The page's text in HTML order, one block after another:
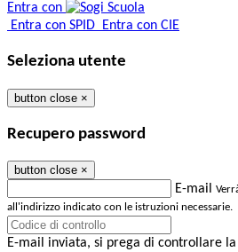
Entra con
Entra con SPID Entra con CIE
Seleziona utente
button close ×
Recupero password
button close ×
E-mail
all'indirizzo indicato con le istruzioni necessarie.
E-mail inviata, si prega di controllare la